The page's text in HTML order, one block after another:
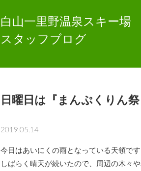
白山一里野温泉スキー場
スタッフブログ
日曜日は『まんぷくりん
2019.05.14
今日はあいにくの雨となっている天領です
しばらく晴天が続いたので、周辺の木々